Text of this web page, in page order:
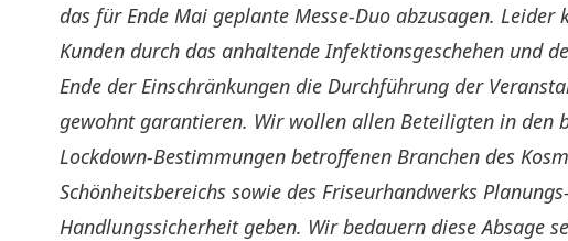
das für Ende Mai geplante Messe-Duo abzusagen. Leider
Kunden durch das anhaltende Infektionsgeschehen und
Ende der Einschränkungen die Durchführung der
gewohnt garantieren. Wir wollen allen Beteiligten in den
Lockdown-Bestimmungen betroffenen Branchen des
Schönheitsbereichs sowie des Friseurhandwerks
Handlungssicherheit geben. Wir bedauern diese Absage